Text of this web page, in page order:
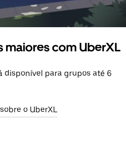
maiores com UberXL
disponível para grupos até 6
o UberXL